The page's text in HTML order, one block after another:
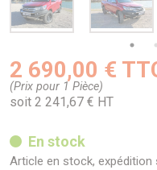
2 690,00 €
(Prix pour 1 Pièce)
soit 2 241,67 € HT
En stock
Article en stock,